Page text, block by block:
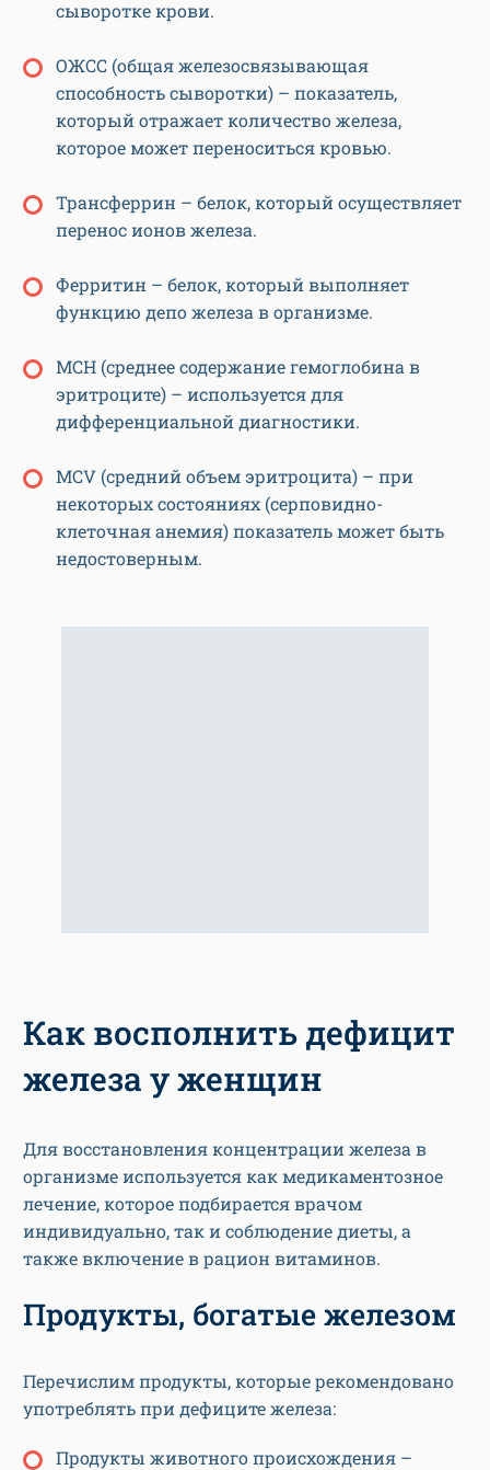
сыворотке крови.
ОЖСС (общая железосвязывающая
способность сыворотки) – показатель,
который отражает количество железа,
которое может переноситься кровью.
Трансферрин – белок, который осуществляет
перенос ионов железа.
Ферритин – белок, который выполняет
функцию депо железа в организме.
MCH (среднее содержание гемоглобина в
эритроците) – используется для
дифференциальной диагностики.
MCV (средний объем эритроцита) – при
некоторых состояниях (серповидно-
клеточная анемия) показатель может быть
недостоверным.
Как восполнить дефицит
железа у женщин
Для восстановления концентрации железа в
организме используется как медикаментозное
лечение, которое подбирается врачом
индивидуально, так и соблюдение диеты, а
также включение в рацион витаминов.
Продукты, богатые железом
Перечислим продукты, которые рекомендовано
употреблять при дефиците железа:
Продукты животного происхождения –